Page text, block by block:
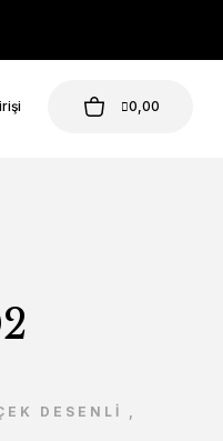
0,00
DESENLİ
,